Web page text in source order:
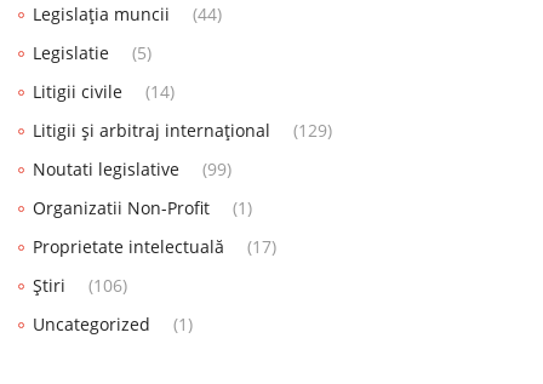
Legislația muncii
(44)
Legislatie
(5)
Litigii civile
(14)
Litigii și arbitraj internațional
(129)
Noutati legislative
(99)
Organizatii Non-Profit
(1)
Proprietate intelectuală
(17)
Știri
(106)
Uncategorized
(1)